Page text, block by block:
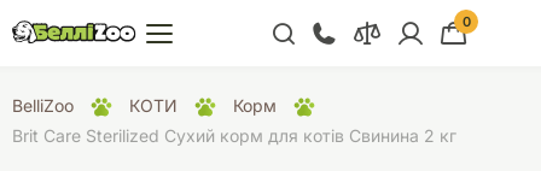
+38 (068) 300 91 91
Відділ продажу
0
BelliZoo КОТИ
Корм
Brit Care Sterilized Сухий корм для котів Свинина 2 кг